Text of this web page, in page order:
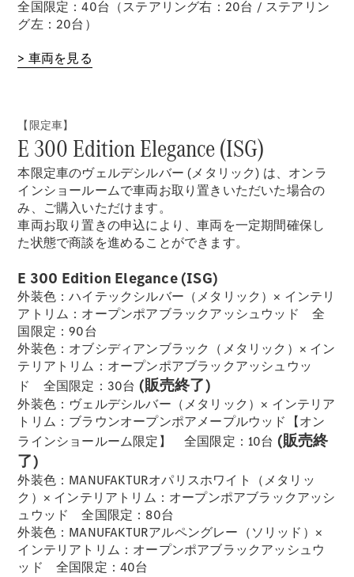
CSR
メルセデ
ベント キャ
ンペーン
Mercedes-
Benz LIVE!
Mercedes-
Benz
STUDIO
TOKYO
ディーラー
検索
ご購入相談
のご購入サ
ポート
デジタルコ
ンパニオン
限定車ライ
ンアップ
全国限定：40台（ステアリング右：20台 / ステアリン
グ左：20台）
> 車両を見る
【限定車】
E 300 Edition Elegance (ISG)
本限定車のヴェルデシルバー (メタリック) は、オンラ
インショールームで車両お取り置きいただいた場合の
み、ご購入いただけます。
車両お取り置きの申込により、車両を一定期間確保し
た状態で商談を進めることができます。
E 300 Edition Elegance (ISG)
外装色：ハイテックシルバー（メタリック）× インテリ
アトリム：オープンポアブラックアッシュウッド 全
国限定：90台
外装色：オブシディアンブラック（メタリック）× イン
テリアトリム：オープンポアブラックアッシュウッ
ド 全国限定：30台 (販売終了)
外装色：ヴェルデシルバー（メタリック）× インテリア
トリム：ブラウンオープンポアメープルウッド【オン
ラインショールーム限定】 全国限定：10台 (販売終
了)
外装色：MANUFAKTURオパリスホワイト（メタリッ
ク）× インテリアトリム：オープンポアブラックアッシ
ュウッド 全国限定：80台
外装色：MANUFAKTURアルペングレー（ソリッド）×
インテリアトリム：オープンポアブラックアッシュウ
ッド 全国限定：40台